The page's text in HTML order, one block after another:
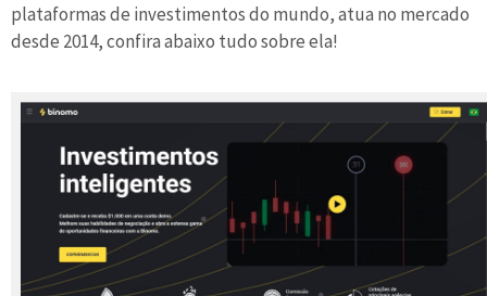
plataformas de investimentos do mundo, atua no mercado
desde 2014, confira abaixo tudo sobre ela!